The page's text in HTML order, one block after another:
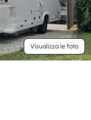
Visualizza le foto